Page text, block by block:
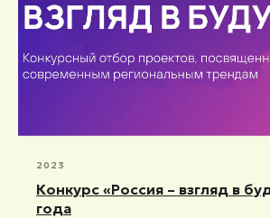
2023
Конкурс «Россия – взгляд в
года